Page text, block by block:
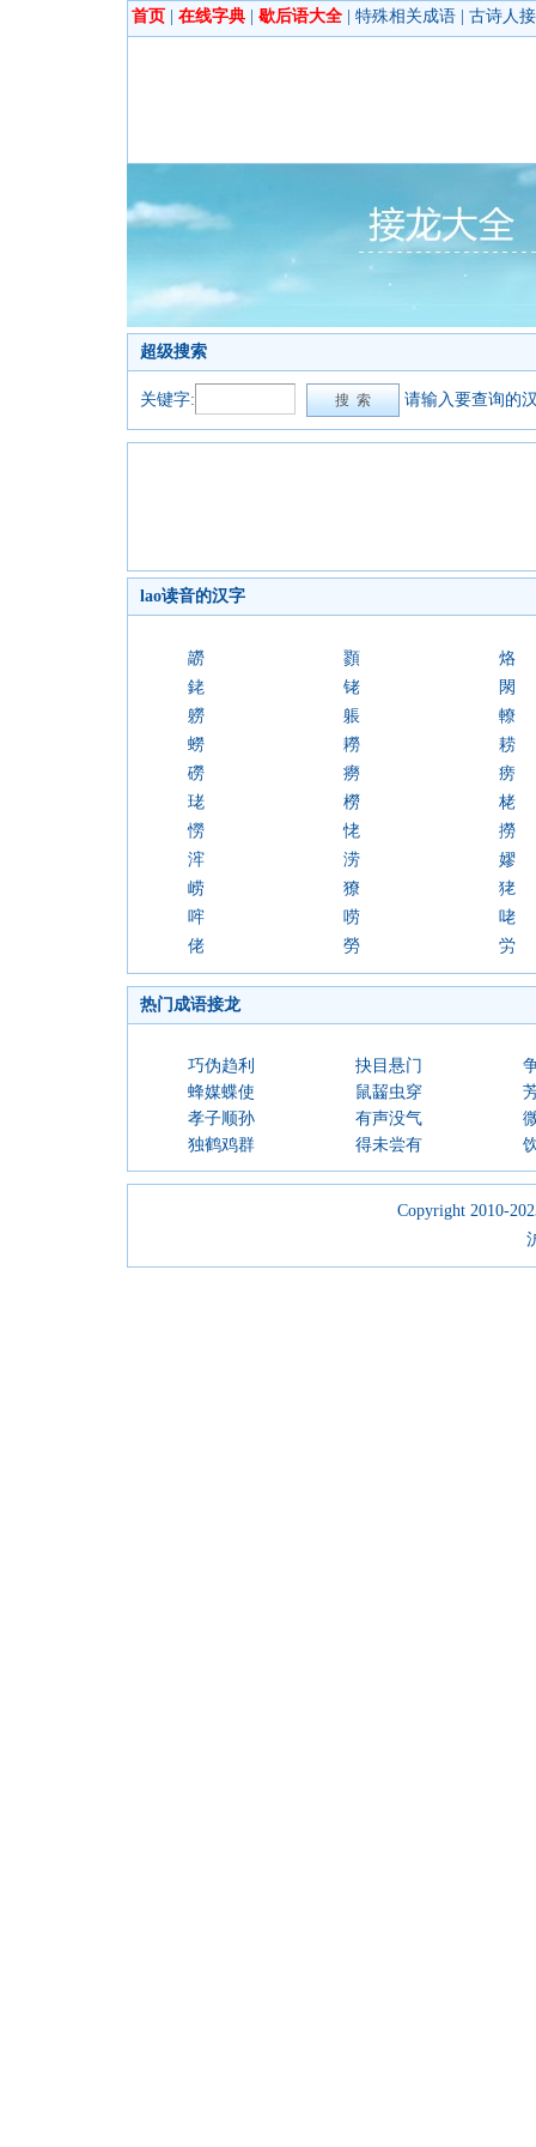
首页 在线字典 歇后语大全 特殊相关成语 古诗人
超级搜索
关键字: 请输入要查询的
lao读音的汉字
髝 顟
烙
銠
铑
閖
軂
躼
轑
蟧
耮
耢
磱
癆
痨
珯
橯
栳
憦
恅
撈
浶
涝
嫪
崂
獠
狫
哰
唠
咾
佬
勞 労
热门成语接龙
巧伪趋利 抉目悬门
蜂媒蝶使
鼠齧虫穿
孝子顺孙
有声没气
独鹤鸡群
得未尝有
Copyright 2010-